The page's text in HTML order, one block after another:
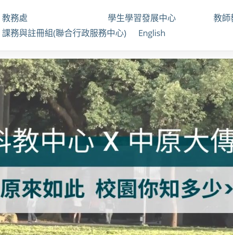
教務處 學生學習發展中心
教
課務與註冊組(聯合行政服務中心)
English